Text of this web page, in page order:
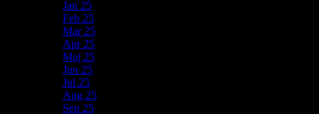
Jan 25
Feb 25
Mar 25
Apr 25
Maj 25
Jun 25
Jul 25
Aug 25
Sep 25